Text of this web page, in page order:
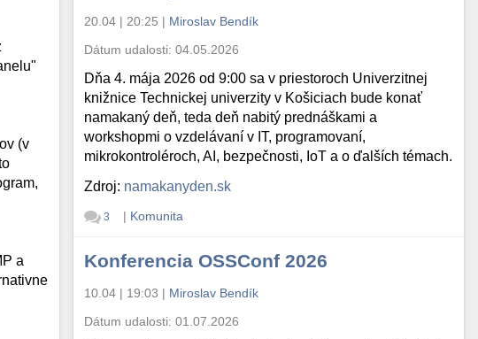
(v
a
20.04 | 20:25 | Miroslav Bendík
Dátum udalosti:04.05.2026
Dňa 4. mája 2026 od 9:00 sa v priestoroch Univerzitnej
knižnice Technickej univerzity v Košiciach bude konať
namakaný deň, teda deň nabitý prednáškami a
workshopmi o vzdelávaní v IT, programovaní,
mikrokontroléroch, AI, bezpečnosti, IoT a o ďalších témach.
Zdroj: namakanyden.sk
3 | Komunita
Konferencia OSSConf 2026
10.04 | 19:03 | Miroslav Bendík
Dátum udalosti:01.07.2026